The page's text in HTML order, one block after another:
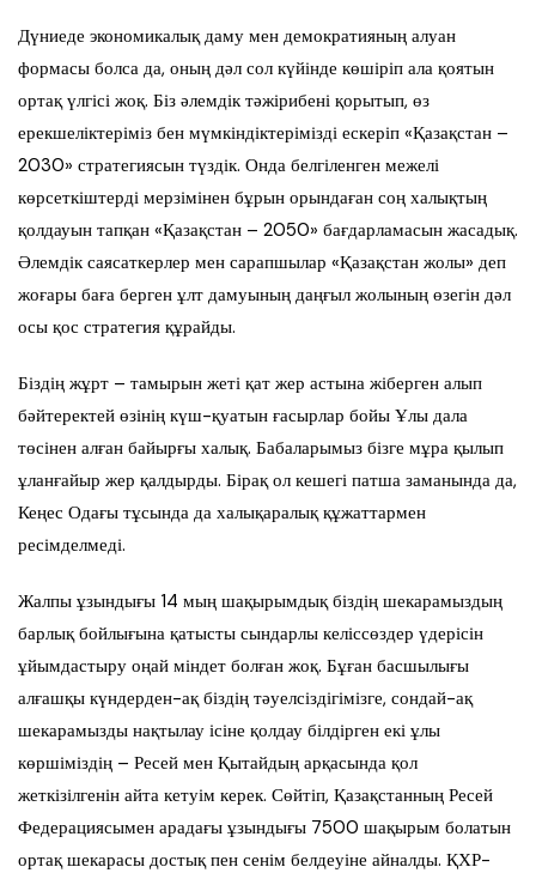
Дүниеде экономикалық даму мен демократияның алуан
формасы болса да, оның дәл сол күйінде көшіріп ала қоятын
ортақ үлгісі жоқ. Біз әлемдік тәжірибені қорытып, өз
ерекшеліктеріміз бен мүмкіндіктерімізді ескеріп «Қазақстан –
2030» стратегиясын түздік. Онда белгіленген межелі
көрсеткіштерді мерзімінен бұрын орындаған соң халықтың
қолдауын тапқан «Қазақстан – 2050» бағдарламасын жасадық.
Әлемдік саясаткерлер мен сарапшылар «Қазақстан жолы» деп
жоғары баға берген ұлт дамуының даңғыл жолының өзегін дәл
осы қос стратегия құрайды.
Біздің жұрт – тамырын жеті қат жер астына жіберген алып
бәйтеректей өзінің күш-қуатын ғасырлар бойы Ұлы дала
төсінен алған байырғы халық. Бабаларымыз бізге мұра қылып
ұланғайыр жер қалдырды. Бірақ ол кешегі патша заманында да,
Кеңес Одағы тұсында да халықаралық құжаттармен
ресімделмеді.
Жалпы ұзындығы 14 мың шақырымдық біздің шекарамыздың
барлық бойлығына қатысты сындарлы келіссөздер үдерісін
ұйымдастыру оңай міндет болған жоқ. Бұған басшылығы
алғашқы күндерден-ақ біздің тәуелсіздігімізге, сондай-ақ
шекарамызды нақтылау ісіне қолдау білдірген екі ұлы
көршіміздің – Ресей мен Қытайдың арқасында қол
жеткізілгенін айта кетуім керек. Сөйтіп, Қазақстанның Ресей
Федерациясымен арадағы ұзындығы 7500 шақырым болатын
ортақ шекарасы достық пен сенім белдеуіне айналды. ҚХР-